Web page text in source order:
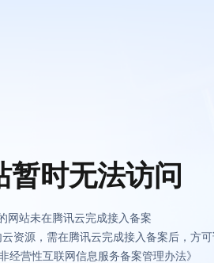
暂时无法访问
网站未在腾讯云完成接入备案
资源，需在腾讯云完成接入备案后，方
经营性互联网信息服务备案管理办法》